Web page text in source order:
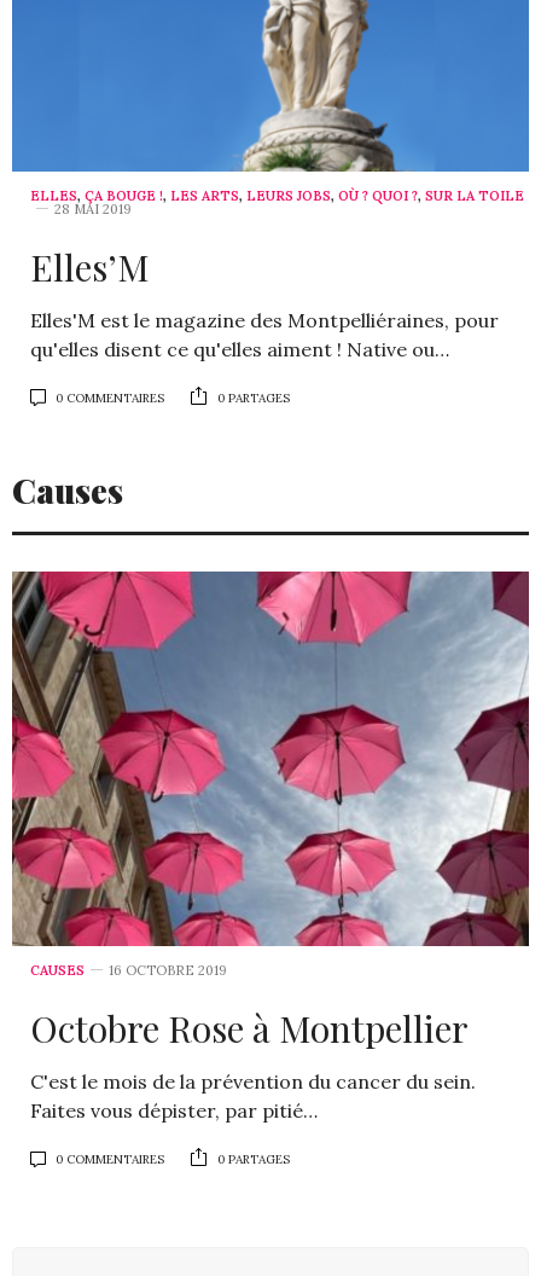
ELLES, ÇA BOUGE !, LES ARTS, LEURS JOBS, OÙ ? QUOI ?, SUR LA TOILE
28 MAI 2019
Elles’M
Elles'M est le magazine des Montpelliéraines, pour
qu'elles disent ce qu'elles aiment ! Native ou…
0 COMMENTAIRES 0 PARTAGES
Causes
CAUSES 16 OCTOBRE 2019
Octobre Rose à Montpellier
C'est le mois de la prévention du cancer du sein.
Faites vous dépister, par pitié…
0 COMMENTAIRES 0 PARTAGES